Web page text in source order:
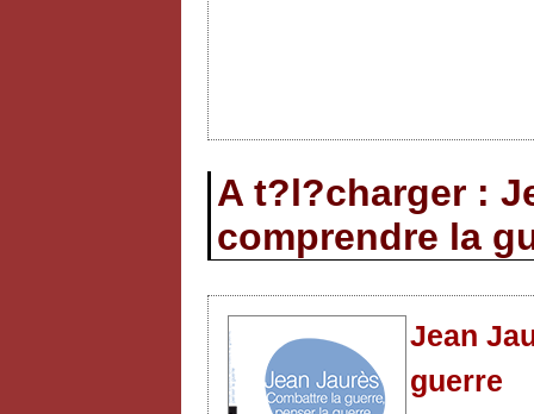
A t?l?charger :
comprendre la
Jean
guerre